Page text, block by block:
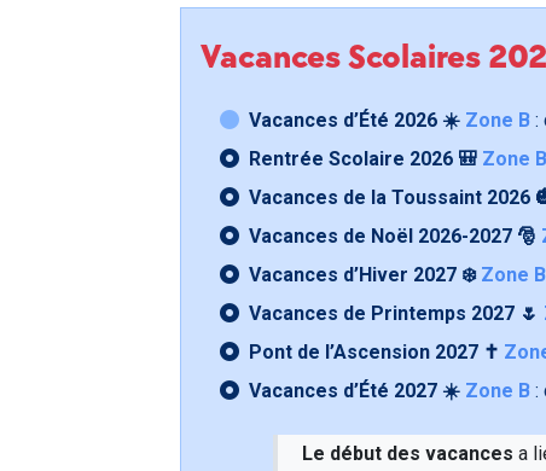
Vacances Scolaires
Vacances d’Été 2026 ☀️ Zone B:
Rentrée Scolaire 2026 🎒 Zone B
Vacances de la Toussaint 2026
Vacances de Noël 2026-2027 🎅
Vacances d’Hiver 2027 ❄️ Zone B
Vacances de Printemps 2027 🌷
Pont de l’Ascension 2027 ✝️
Vacances d’Été 2027 ☀️ Zone B:
Le début des vacances a